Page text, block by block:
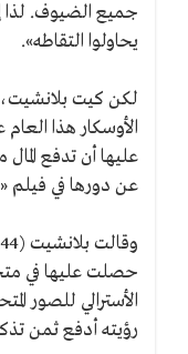
جميع الضيوف. لذا
يحاولوا التقاطه».
لكن كيت
الأوسكار هذا
عليها أن تدفع
عن دورها في فيلم
حصلت عليها في
الأسترالي للصور
رؤيته أدفع ثمن